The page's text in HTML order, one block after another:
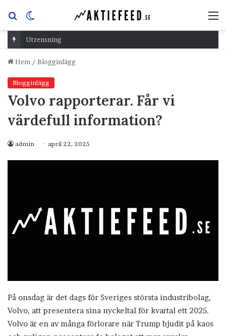
Sök
efterskin
Utrensning
Hem / Blogginlägg
Blogginlägg
Volvo rapporterar. Får vi
värdefull information?
admin april 22, 2025
På onsdag är det dags för Sveriges största industribolag,
Volvo, att presentera sina nyckeltal för kvartal ett 2025.
Volvo är en av många förlorare när Trump bjudit på kaos